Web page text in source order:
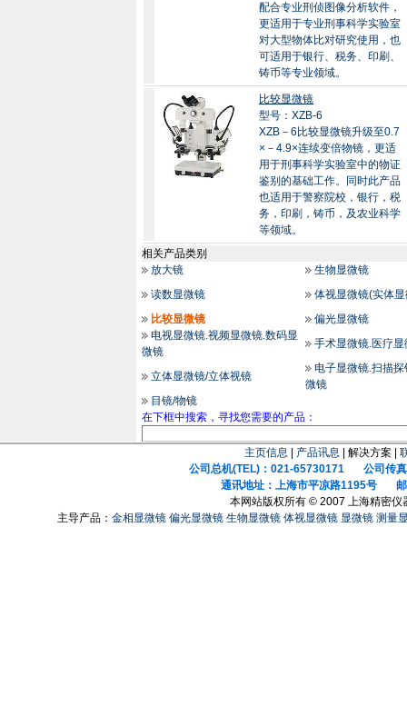
配合专业刑侦图像分析软件，
更适用于专业刑事科学实验室
对大型物体比对研究使用，也
可适用于银行、税务、印刷、
铸币等专业领域。
比较显微镜
型号：XZB-6
XZB－6比较显微镜升级至0.7
×－4.9×连续变倍物镜，更适
用于刑事科学实验室中的物证
鉴别的基础工作。同时此产品
也适用于警察院校，银行，税
务，印刷，铸币，及农业科学
等领域。
相关产品类别
放大镜
生物显微镜
读数显微镜
体视显微镜(实体
比较显微镜
偏光显微镜
电视显微镜.视频显微镜.数码显
微镜
手术显微镜.医疗
立体显微镜/立体视镜
电子显微镜.扫描
微镜
目镜/物镜
在下框中搜索，寻找您需要的产品：
主页信息 产品讯息 | 解决方案 |
公司总机(TEL)：021-65730171 公司传真
通讯地址：上海市平凉路1195号 邮
本网站版权所有 © 2007 上海精密仪
主导产品： 金相显微镜 偏光显微镜 生物显微镜 体视显微镜 显微镜 测量